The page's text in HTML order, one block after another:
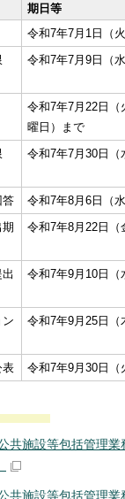
期日等
令和7年7月1日（火
令和7年7月9日（
令和7年7月22日（
曜日）まで
令和7年7月30日（
答
令和7年8月6日（
期
令和7年8月22日（
令和7年9月10日（
ン
令和7年9月25日（
表 令和7年9月30日（
共施設等包括管理業
共施設等包括管理業